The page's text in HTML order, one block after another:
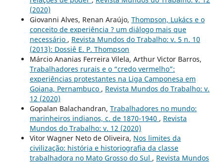
(2020)
Giovanni Alves, Renan Araújo, Thompson, Lukács e o
conceito de experiência ? um diálogo mais que
necessário , Revista Mundos do Trabalho: v. 5 n. 10
(2013): Dossiê E. P. Thompson
Márcio Ananias Ferreira Vilela, Arthur Victor Barros,
Trabalhadores rurais e o “credo vermelho”:
experiências protestantes na Liga Camponesa em
Goiana, Pernambuco , Revista Mundos do Trabalho: v.
12 (2020)
Gopalan Balachandran, Trabalhadores no mundo:
marinheiros indianos, c. de 1870-1940 , Revista
Mundos do Trabalho: v. 12 (2020)
Vitor Wagner Neto de Oliveira, Nos limites da
civilização: história e historiografia da classe
trabalhadora no Mato Grosso do Sul , Revista Mundos